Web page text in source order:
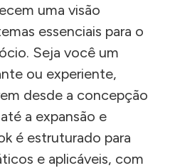
uma visão
essenciais para o
Seja você um
ou experiente,
desde a concepção
a expansão e
é estruturado para
e aplicáveis, com